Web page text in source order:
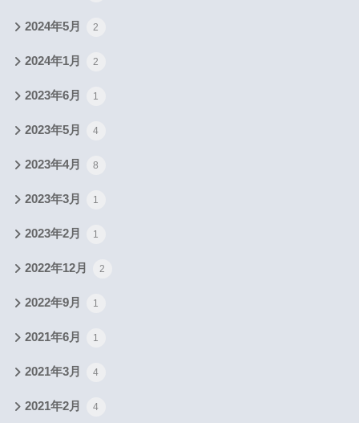
2024年5月 2
2024年1月 2
2023年6月 1
2023年5月 4
2023年4月 8
2023年3月 1
2023年2月 1
2022年12月 2
2022年9月 1
2021年6月 1
2021年3月 4
2021年2月 4